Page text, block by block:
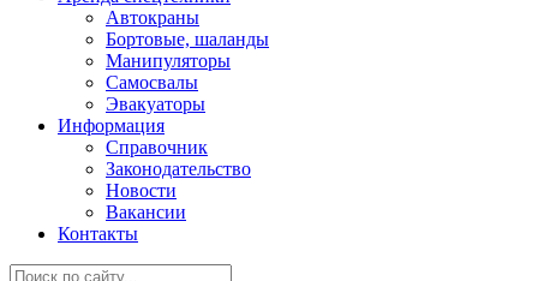
Автокраны
Бортовые, шаланды
Манипуляторы
Самосвалы
Эвакуаторы
Информация
Справочник
Законодательство
Новости
Вакансии
Контакты